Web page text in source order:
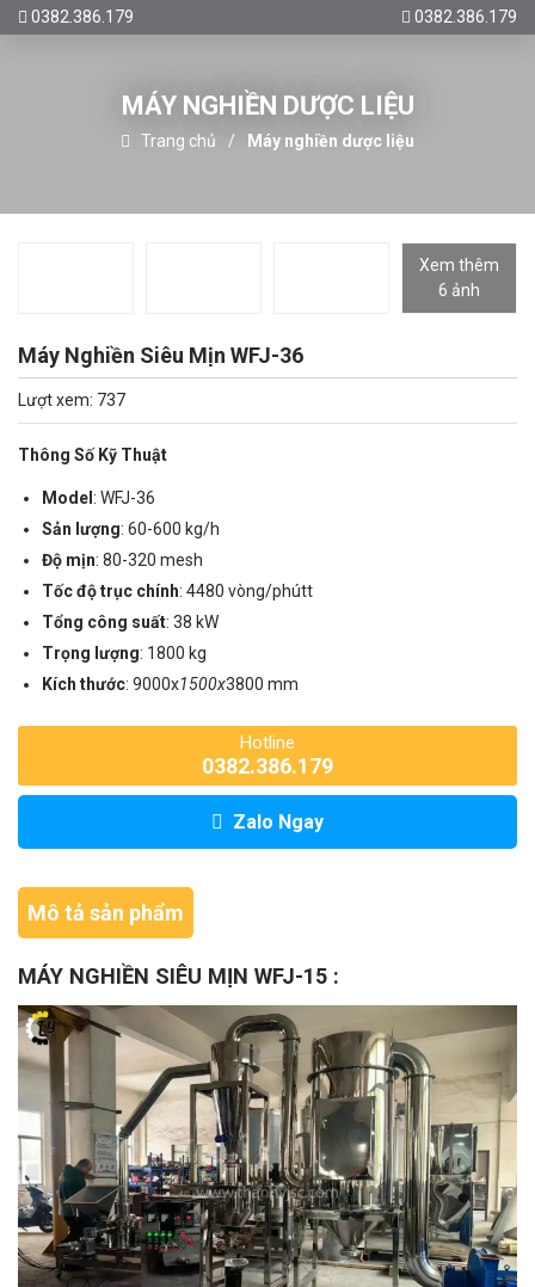
0382.386.179 0382.386.179
MÁY NGHIỀN DƯỢC LIỆU
Trang chủ Máy nghiền dược liệu
Xem thêm
6 ảnh
Máy Nghiền Siêu Mịn WFJ-36
Lượt xem: 737
Thông Số Kỹ Thuật
Model : WFJ-36
Sản lượng: 60-600 kg/h
Độ mịn: 80-320 mesh
Tốc độ trục chính: 4480 vòng/phútt
Tổng công suất: 38 kW
Trọng lượng: 1800 kg
Kích thước: 9000x1500x3800 mm
Hotline
0382.386.179
Zalo Ngay
Mô tả sản phẩm
MÁY NGHIỀN SIÊU MỊN WFJ-15 :